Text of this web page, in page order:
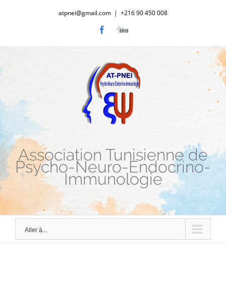
atpnei@gmail.com | +216 90 450 008
Facebook
Laboratoire
Association Tunisienne de
Psycho-Neuro-Endocrino-
Immunologie
Aller à...